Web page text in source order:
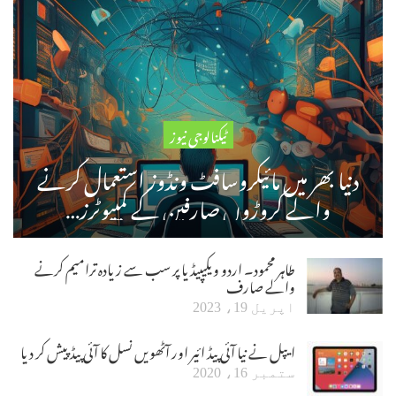
ٹیکنالوجی نیوز
دنیا بھر میں مائیکروسافٹ ونڈوز استعمال کرنے
والے کروڑوں صارفین کے کمپیوٹرز…
طاہر محمود۔ اردو ویکیپیڈیا پر سب سے زیادہ ترامیم کرنے
والے صارف
اپریل 19، 2023
ایپل نے نیا آئی پیڈ ائیر اور آٹھویں نسل کا آئی پیڈ پیش کر دیا
ستمبر 16، 2020